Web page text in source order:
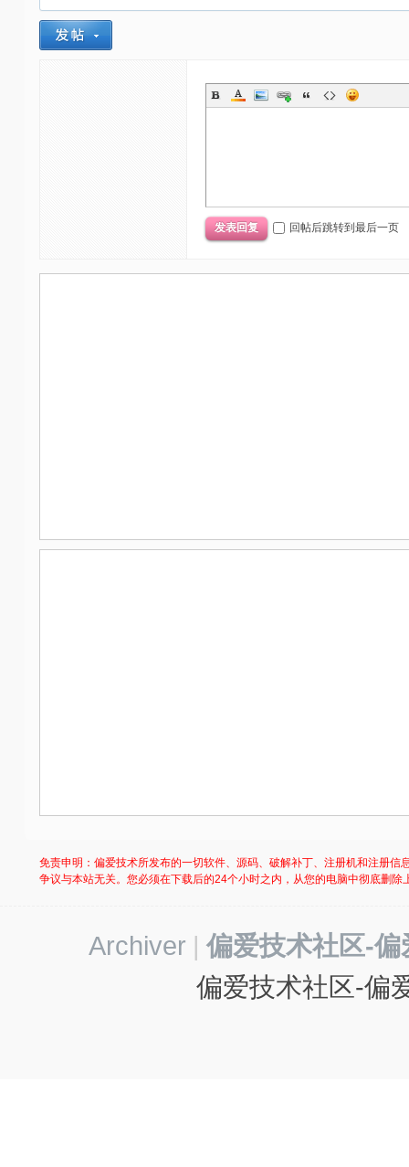
发表回复 回帖后跳转到最后一页
免责申明：偏爱技术所发布的一切软件、源码、破解补丁、注册机和注册
争议与本站无关。您必须在下载后的24个小时之内，从您的电脑中彻底删
Archiver | 偏爱技术社区-
偏爱技术社区-偏